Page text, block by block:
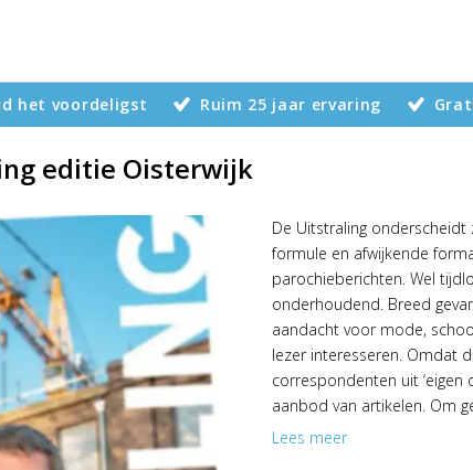
het voordeligst Ruim 25 jaar ervaring
editie Oisterwijk
De Uitstraling
formule en afwijkende
parochieberichten. Wel
onderhoudend. Breed
aandacht voor mode,
lezer interesseren. Omdat
correspondenten uit
aanbod van artikelen. Om
verschillende edities van
Lees meer